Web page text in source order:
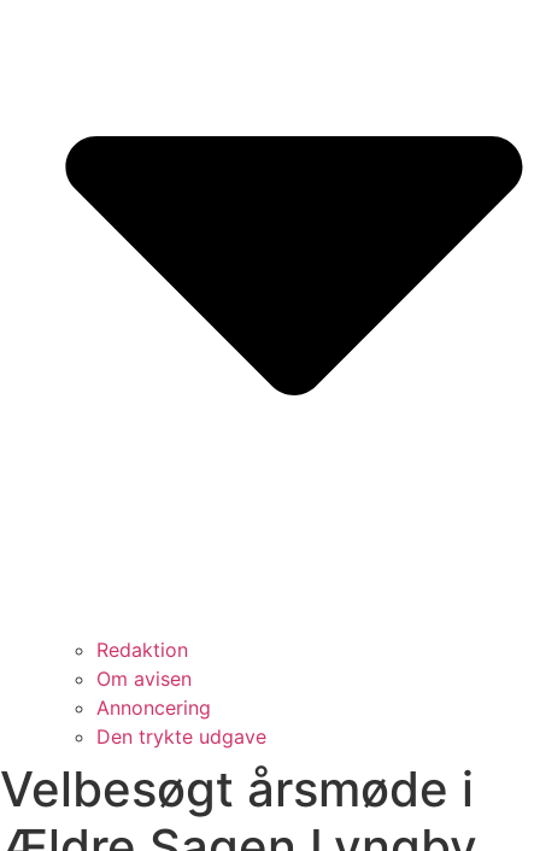
Redaktion
Om avisen
Annoncering
Den trykte udgave
Velbesøgt årsmøde i